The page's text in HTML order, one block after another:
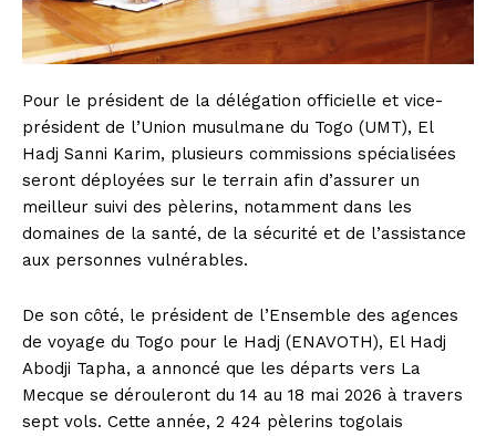
Pour le président de la délégation officielle et vice-
président de l’Union musulmane du Togo (UMT), El
Hadj Sanni Karim, plusieurs commissions spécialisées
seront déployées sur le terrain afin d’assurer un
meilleur suivi des pèlerins, notamment dans les
domaines de la santé, de la sécurité et de l’assistance
aux personnes vulnérables.
De son côté, le président de l’Ensemble des agences
de voyage du Togo pour le Hadj (ENAVOTH), El Hadj
Abodji Tapha, a annoncé que les départs vers La
Mecque se dérouleront du 14 au 18 mai 2026 à travers
sept vols. Cette année, 2 424 pèlerins togolais